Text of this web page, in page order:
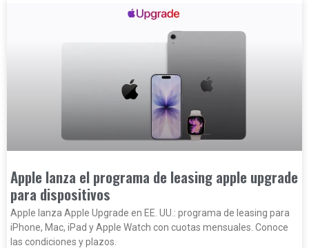
Apple lanza el programa de leasing apple upgrade
para dispositivos
Apple lanza Apple Upgrade en EE. UU.: programa de leasing para
iPhone, Mac, iPad y Apple Watch con cuotas mensuales. Conoce
las condiciones y plazos.